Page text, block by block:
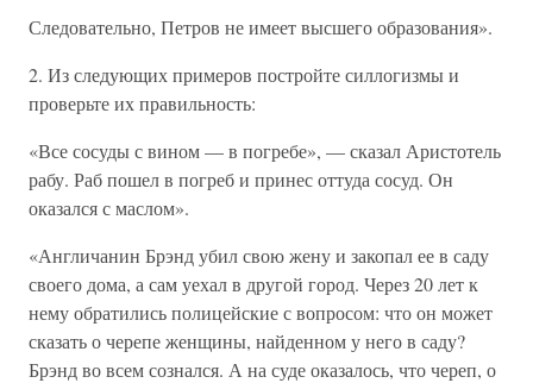
Следовательно, Петров не имеет высшего образования».
2. Из следующих примеров постройте силлогизмы и
проверьте их правильность:
«Все сосуды с вином — в погребе», — сказал Аристотель
рабу. Раб пошел в погреб и принес оттуда сосуд. Он
оказался с маслом».
«Англичанин Брэнд убил свою жену и закопал ее в саду
своего дома, а сам уехал в другой город. Через 20 лет к
нему обратились полицейские с вопросом: что он может
сказать о черепе женщины, найденном у него в саду?
Брэнд во всем сознался. А на суде оказалось, что череп, о